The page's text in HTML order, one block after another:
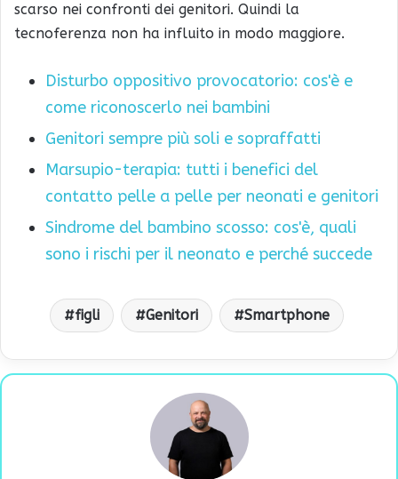
scarso nei confronti dei genitori. Quindi la
tecnoferenza non ha influito in modo maggiore.
Disturbo oppositivo provocatorio: cos'è e
come riconoscerlo nei bambini
Genitori sempre più soli e sopraffatti
Marsupio-terapia: tutti i benefici del
contatto pelle a pelle per neonati e genitori
Sindrome del bambino scosso: cos'è, quali
sono i rischi per il neonato e perché succede
figli Genitori Smartphone